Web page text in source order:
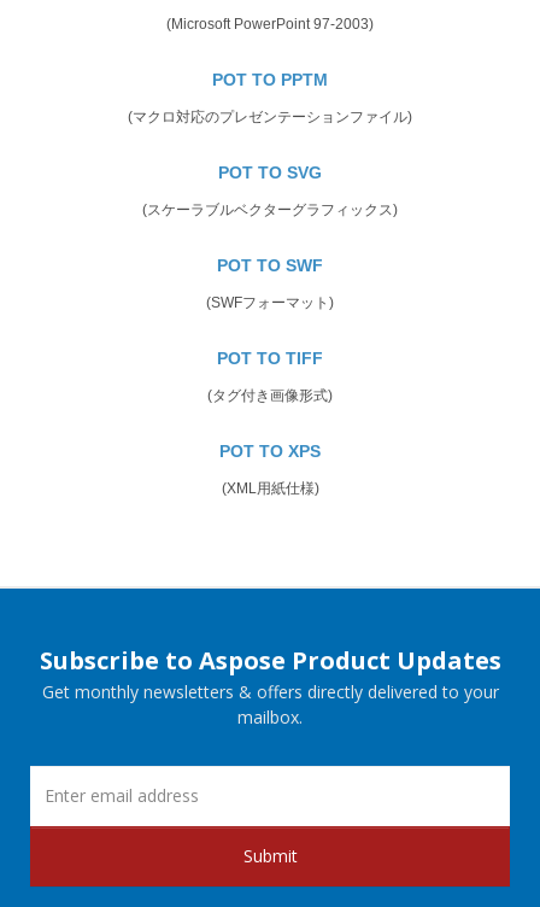
(Microsoft PowerPoint 97-2003)
POT TO PPTM
(マクロ対応のプレゼンテーションファイル)
POT TO SVG
(スケーラブルベクターグラフィックス)
POT TO SWF
(SWFフォーマット)
POT TO TIFF
(タグ付き画像形式)
POT TO XPS
(XML用紙仕様)
Subscribe to Aspose Product Updates
Get monthly newsletters & offers directly delivered to your
mailbox.
Submit